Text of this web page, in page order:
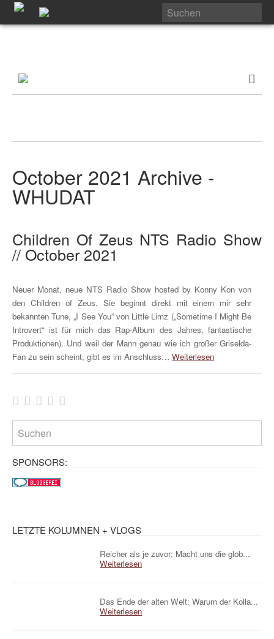
October 2021 Archive -
WHUDAT
Children Of Zeus NTS Radio Show
// October 2021
Neuer Monat, neue NTS Radio Show hosted by Konny Kon von
den Children of Zeus. Sie beginnt direkt mit einem mir sehr
bekannten Tune, „I See You“ von Little Limz („Sometime I Might Be
Introvert“ ist für mich das Rap-Album des Jahres, fantastische
Produktionen). Und weil der Mann genau wie ich großer Griselda-
Fan zu sein scheint, gibt es im Anschluss… Weiterlesen
SPONSORS:
LETZTE KOLUMNEN + VLOGS
Reicher als je zuvor: Macht uns die glob...
Weiterlesen
Das Ende der alten Welt: Warum der Kolla...
Weiterlesen